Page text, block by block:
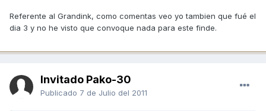
Referente al Grandink, como comentas veo yo tambien que fué el
dia 3 y no he visto que convoque nada para este finde.
Invitado Pako-30
Publicado 7 de Julio del 2011